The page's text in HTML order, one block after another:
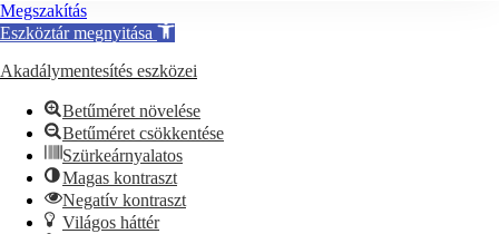
Megszakítás
Eszköztár megnyitása
Akadálymentesítés eszközei
Betűméret növelése
Betűméret csökkentése
Szürkeárnyalatos
Magas kontraszt
Negatív kontraszt
Világos háttér